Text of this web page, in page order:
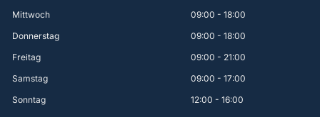
Mittwoch
09:00 - 18:00
Donnerstag
09:00 - 18:00
Freitag
09:00 - 21:00
Samstag
09:00 - 17:00
Sonntag
12:00 - 16:00